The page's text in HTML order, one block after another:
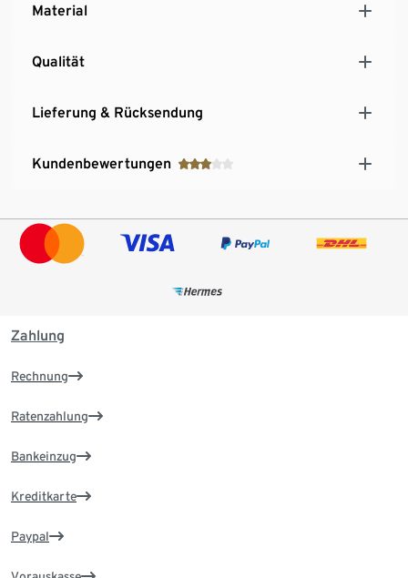
Material
Qualität
Lieferung & Rücksendung
Kundenbewertungen
Zahlung
Rechnung
Ratenzahlung
Bankeinzug
Kreditkarte
Paypal